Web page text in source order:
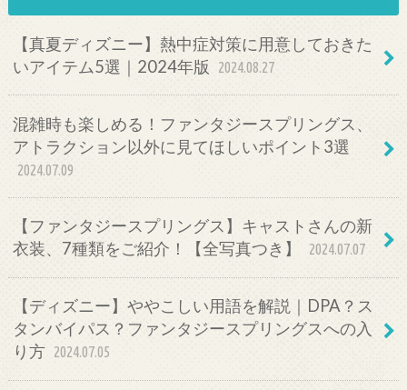
【真夏ディズニー】熱中症対策に用意しておきた
いアイテム5選｜2024年版
2024.08.27
混雑時も楽しめる！ファンタジースプリングス、
アトラクション以外に見てほしいポイント3選
2024.07.09
【ファンタジースプリングス】キャストさんの新
衣装、7種類をご紹介！【全写真つき】
2024.07.07
【ディズニー】ややこしい用語を解説｜DPA？ス
タンバイパス？ファンタジースプリングスへの入
り方 2024.07.05